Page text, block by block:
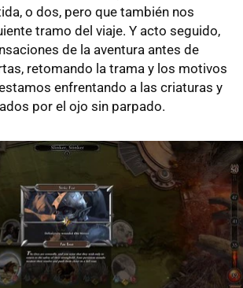
o dos, pero que también nos
tramo del viaje. Y acto seguido,
de la aventura antes de
retomando la trama y los motivos
enfrentando a las criaturas y
por el ojo sin parpado.